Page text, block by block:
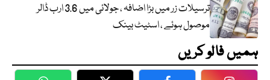
ترسیلات زر میں بڑا اضافہ ، جولائی میں 3.6 ارب ڈالر
موصول ہوئے ، اسٹیٹ بینک
ہمیں فالو کریں